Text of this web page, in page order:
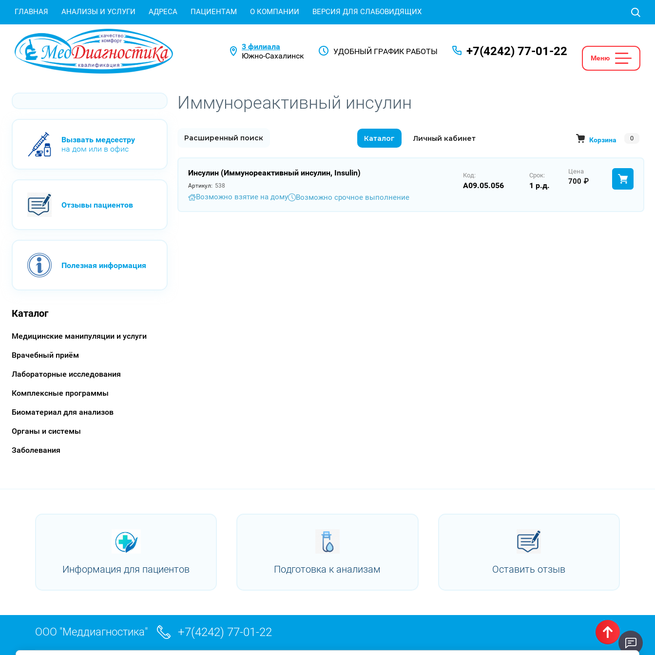
ГЛАВНАЯ АНАЛИЗЫ И УСЛУГИ АДРЕСА ПАЦИЕНТАМ О КОМПАНИИ ВЕРСИЯ ДЛЯ СЛАБОВИДЯЩИХ
3 филиала
Южно-Сахалинск
УДОБНЫЙ ГРАФИК РАБОТЫ +7(4242) 77-01-22
Вызвать медсестру
на дом или в офис
Отзывы пациентов
Полезная информация
Каталог
Медицинские манипуляции и услуги
Врачебный приём
Лабораторные исследования
Комплексные программы
Биоматериал для анализов
Органы и системы
Заболевания
Иммунореактивный инсулин
Расширенный поиск Каталог Личный кабинет Корзина 0
Инсулин (Иммунореактивный инсулин, Insulin)
Артикул: 538
Возможно взятие на дому Возможно срочное выполнение
Код:
A09.05.056
Срок:
1 р.д.
Цена
700
Информация для пациентов Подготовка к анализам Оставить отзыв
ООО "Меддиагностика" +7(4242) 77-01-22